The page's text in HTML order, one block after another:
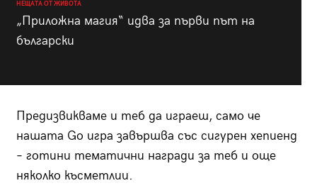
НЕЩАТА ОТ ЖИВОТА
„Приложна магия“ идва за първи път на
български
Предизвикваме и теб да играеш, само че
нашата Go игра завършва със сигурен хепиенд
– готини тематични награди за теб и още
няколко късметлии.